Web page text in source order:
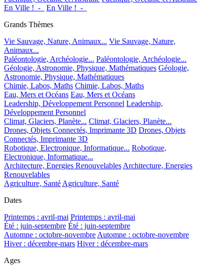
En Ville !_-_
En Ville !_-_
Grands Thèmes
Vie Sauvage, Nature, Animaux... Vie Sauvage, Nature,
Animaux...
Paléontologie, Archéologie... Paléontologie, Archéologie...
Géologie, Astronomie, Physique, Mathématiques Géologie,
Astronomie, Physique, Mathématiques
Chimie, Labos, Maths Chimie, Labos, Maths
Eau, Mers et Océans Eau, Mers et Océans
Leadership, Développement Personnel Leadership,
Développement Personnel
Climat, Glaciers, Planète... Climat, Glaciers, Planète...
Drones, Objets Connectés, Imprimante 3D Drones, Objets
Connectés, Imprimante 3D
Robotique, Electronique, Informatique... Robotique,
Electronique, Informatique...
Architecture, Energies Renouvelables Architecture, Energies
Renouvelables
Agriculture, Santé Agriculture, Santé
Dates
Printemps : avril-mai Printemps : avril-mai
Été : juin-septembre Été : juin-septembre
Automne : octobre-novembre Automne : octobre-novembre
Hiver : décembre-mars Hiver : décembre-mars
Ages